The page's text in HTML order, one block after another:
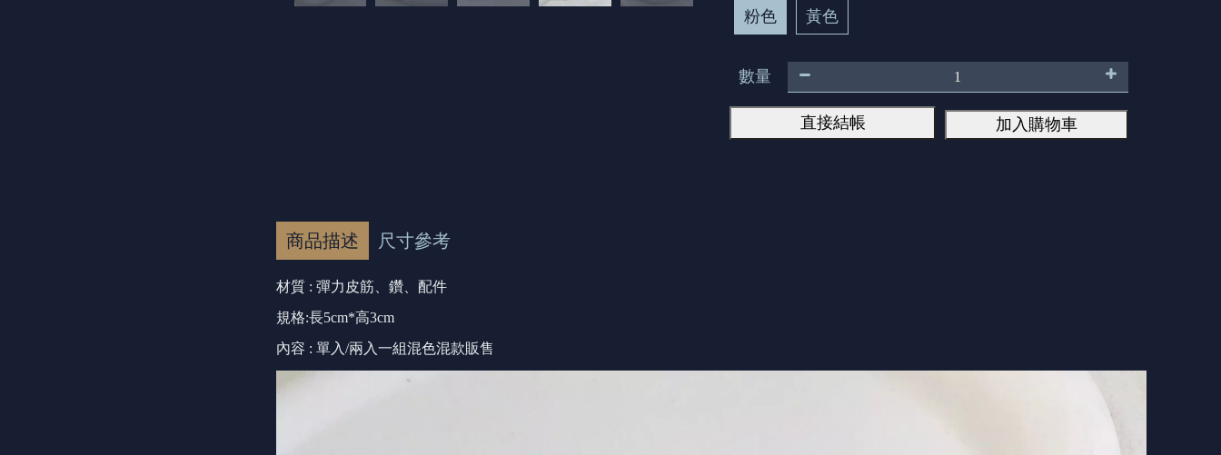
粉色
黃色
數量
直接結帳 加入購物車
商品描述 尺寸參考
材質 : 彈力皮筋、鑽、配件
規格:長5cm*高3cm
內容 : 單入/兩入一組混色混款販售